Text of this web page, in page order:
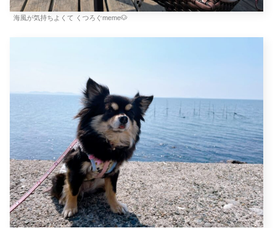
海風が気持ちよくて くつろぐmeme🐶